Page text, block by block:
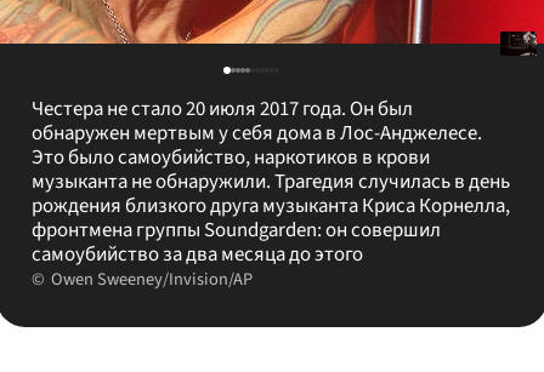
Честера не стало 20 июля 2017 года. Он был
обнаружен мертвым у себя дома в Лос-Анджелесе.
Это было самоубийство, наркотиков в крови
музыканта не обнаружили. Трагедия случилась в день
рождения близкого друга музыканта Криса Корнелла,
фронтмена группы Soundgarden: он совершил
самоубийство за два месяца до этого
Owen Sweeney/Invision/AP